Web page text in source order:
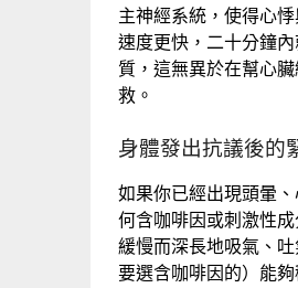
主神經系統，使得心
速度更快，二十分鐘
質，這無異於在幫心
救。
身體發出抗議後的
如果你已經出現頭暈
何含咖啡因或刺激性
緩慢而深長地吸氣、
要選含咖啡因的）能